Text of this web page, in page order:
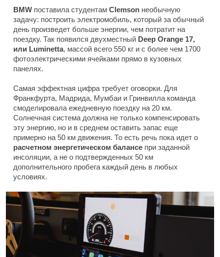
BMW поставила студентам Clemson необычную
задачу: построить электромобиль, который за обычный
день произведет больше энергии, чем потратит на
поездку. Так появился двухместный Deep Orange 17,
или Luminetta, массой всего 550 кг и с более чем 1700
фотоэлектрическими ячейками прямо в кузовных
панелях.
Самая эффектная цифра требует оговорки. Для
Франкфурта, Мадрида, Мумбаи и Гринвилла команда
смоделировала ежедневную поездку на 20 км.
Солнечная система должна не только компенсировать
эту энергию, но и в среднем оставить запас еще
примерно на 50 км движения. То есть речь пока идет о
расчетном энергетическом балансе при заданной
инсоляции, а не о подтвержденных 50 км
дополнительного пробега каждый день в любых
условиях.